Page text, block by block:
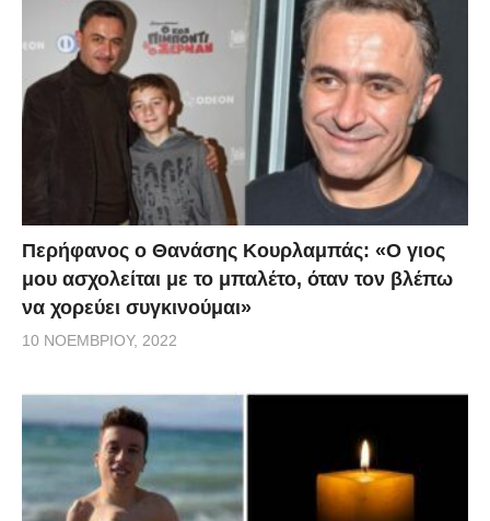
Περήφανος ο Θανάσης Κουρλαμπάς: «Ο γιος
μου ασχολείται με το μπαλέτο, όταν τον βλέπω
να χορεύει συγκινούμαι»
10 ΝΟΕΜΒΡΊΟΥ, 2022